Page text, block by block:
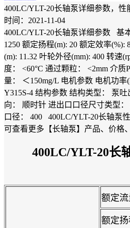
400LC/YLT-20长轴泵详细参数，性
时间：2021-11-04
400LC/YLT-20长轴泵详细参数 基
1250 额定扬程(m): 20 额定效率(%):
(m): 11.32 叶轮外径(mm): 400 转速
度： <60°C 通过颗粒： <2mm 介质
量： ＜150mg/L 电机参数 电机功率
Y315S-4 结构参数 结构类型： 泵
向： 顺时针 进出口口径尺寸类型
口径： 400 400LC/YLT-20长轴泵
可查看更多【长轴泵】产品、价格
400LC/YLT-20长
额定
额定